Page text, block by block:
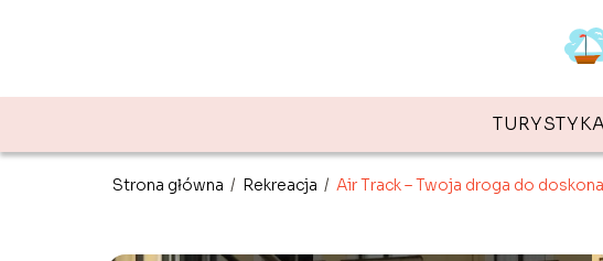
Strona główna / Rekreacja / Air Track – Twoja droga do